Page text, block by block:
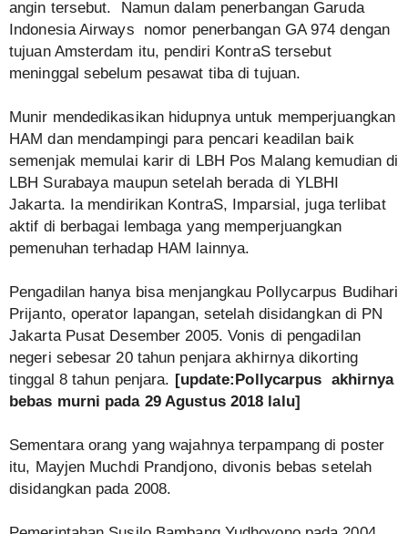
angin tersebut. Namun dalam penerbangan Garuda
Indonesia Airways nomor penerbangan GA 974 dengan
tujuan Amsterdam itu, pendiri KontraS tersebut
meninggal sebelum pesawat tiba di tujuan.
Munir mendedikasikan hidupnya untuk memperjuangkan
HAM dan mendampingi para pencari keadilan baik
semenjak memulai karir di LBH Pos Malang kemudian di
LBH Surabaya maupun setelah berada di YLBHI
Jakarta. Ia mendirikan KontraS, Imparsial, juga terlibat
aktif di berbagai lembaga yang memperjuangkan
pemenuhan terhadap HAM lainnya.
Pengadilan hanya bisa menjangkau Pollycarpus Budihari
Prijanto, operator lapangan, setelah disidangkan di PN
Jakarta Pusat Desember 2005. Vonis di pengadilan
negeri sebesar 20 tahun penjara akhirnya dikorting
tinggal 8 tahun penjara. [update:Pollycarpus akhirnya
bebas murni pada 29 Agustus 2018 lalu]
Sementara orang yang wajahnya terpampang di poster
itu, Mayjen Muchdi Prandjono, divonis bebas setelah
disidangkan pada 2008.